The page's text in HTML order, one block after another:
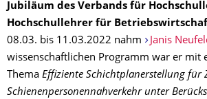
Jubiläum des Verbands für
Hochschullehrer für
08.03. bis 11.03.2022 nahm
Janis
wissenschaftlichen Programm war er mit
Thema Effiziente Schichtplanerstellung für
Schienenpersonennahverkehr unter